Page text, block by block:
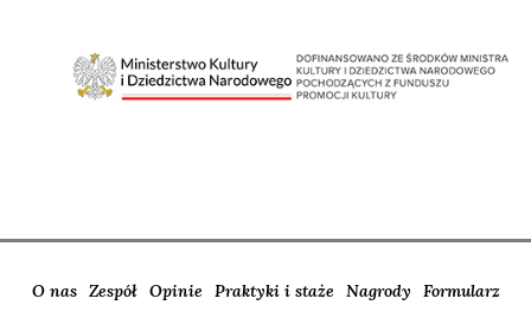
O nas Zespół Opinie Praktyki i staże Nagrody Formularz